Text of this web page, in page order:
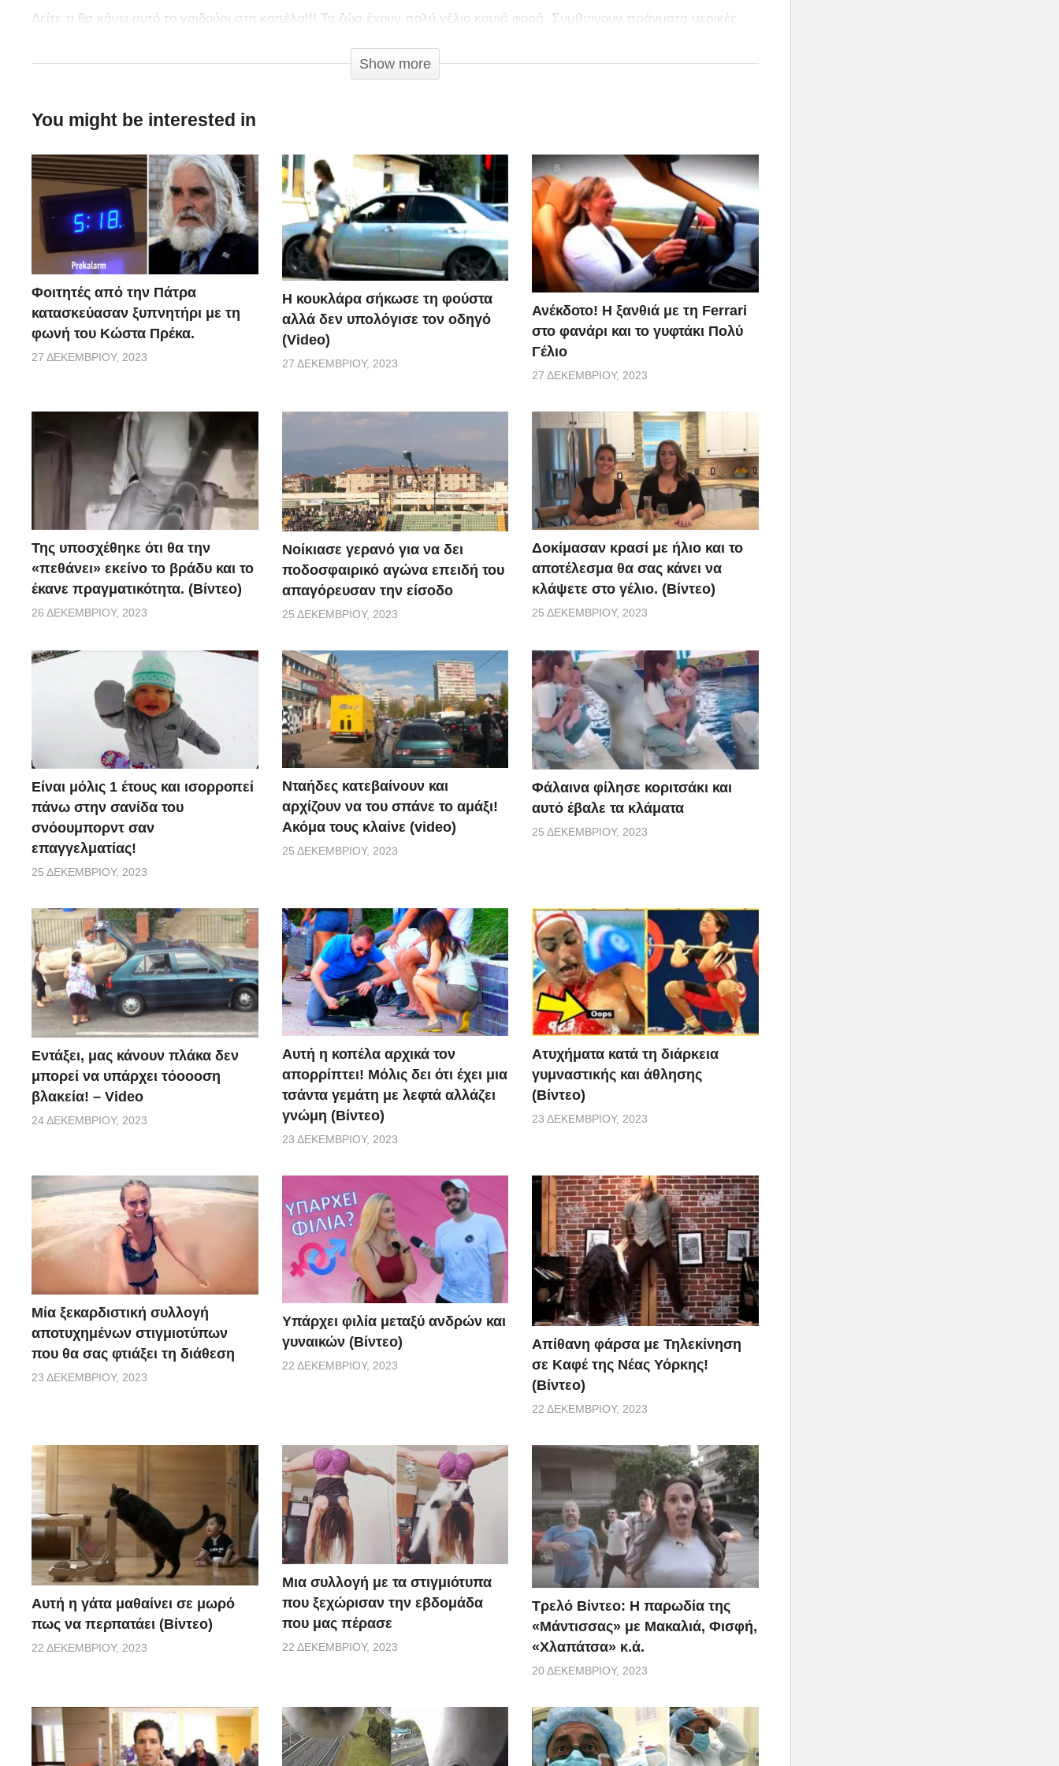
Δείτε τι θα κάνει αυτό το γαιδούρι στη κοπέλα!!! Τα ζώα έχουν πολύ γέλιο καμιά φορά. Συμβαινουν πράγματα μερικές
Show more
You might be interested in
Φοιτητές από την Πάτρα
κατασκεύασαν ξυπνητήρι με τη
φωνή του Κώστα Πρέκα.
27 ΔΕΚΕΜΒΡΊΟΥ, 2023
Η κουκλάρα σήκωσε τη φούστα
αλλά δεν υπολόγισε τον οδηγό
(Video)
27 ΔΕΚΕΜΒΡΊΟΥ, 2023
Ανέκδοτο! Η ξανθιά με τη Ferrari
στο φανάρι και το γυφτάκι Πολύ
Γέλιο
27 ΔΕΚΕΜΒΡΊΟΥ, 2023
Της υποσχέθηκε ότι θα την
«πεθάνει» εκείνο το βράδυ και το
έκανε πραγματικότητα. (Βίντεο)
26 ΔΕΚΕΜΒΡΊΟΥ, 2023
Νοίκιασε γερανό για να δει
ποδοσφαιρικό αγώνα επειδή του
απαγόρευσαν την είσοδο
25 ΔΕΚΕΜΒΡΊΟΥ, 2023
Δοκίμασαν κρασί με ήλιο και το
αποτέλεσμα θα σας κάνει να
κλάψετε στο γέλιο. (Βίντεο)
25 ΔΕΚΕΜΒΡΊΟΥ, 2023
Είναι μόλις 1 έτους και ισορροπεί
πάνω στην σανίδα του
σνόουμπορντ σαν
επαγγελματίας!
25 ΔΕΚΕΜΒΡΊΟΥ, 2023
Νταήδες κατεβαίνουν και
αρχίζουν να του σπάνε το αμάξι!
Ακόμα τους κλαίνε (video)
25 ΔΕΚΕΜΒΡΊΟΥ, 2023
Φάλαινα φίλησε κοριτσάκι και
αυτό έβαλε τα κλάματα
25 ΔΕΚΕΜΒΡΊΟΥ, 2023
Εντάξει, μας κάνουν πλάκα δεν
μπορεί να υπάρχει τόοοοση
βλακεία! – Video
24 ΔΕΚΕΜΒΡΊΟΥ, 2023
Αυτή η κοπέλα αρχικά τον
απορρίπτει! Μόλις δει ότι έχει μια
τσάντα γεμάτη με λεφτά αλλάζει
γνώμη (Βίντεο)
23 ΔΕΚΕΜΒΡΊΟΥ, 2023
Aτυχήματα κατά τη διάρκεια
γυμναστικής και άθλησης
(Βίντεο)
23 ΔΕΚΕΜΒΡΊΟΥ, 2023
Μία ξεκαρδιστική συλλογή
αποτυχημένων στιγμιοτύπων
που θα σας φτιάξει τη διάθεση
23 ΔΕΚΕΜΒΡΊΟΥ, 2023
Υπάρχει φιλία μεταξύ ανδρών και
γυναικών (Βίντεο)
22 ΔΕΚΕΜΒΡΊΟΥ, 2023
Απίθανη φάρσα με Τηλεκίνηση
σε Καφέ της Νέας Υόρκης!
(Βίντεο)
22 ΔΕΚΕΜΒΡΊΟΥ, 2023
Αυτή η γάτα μαθαίνει σε μωρό
πως να περπατάει (Βίντεο)
22 ΔΕΚΕΜΒΡΊΟΥ, 2023
Μια συλλογή με τα στιγμιότυπα
που ξεχώρισαν την εβδομάδα
που μας πέρασε
22 ΔΕΚΕΜΒΡΊΟΥ, 2023
Τρελό Βίντεο: H παρωδία της
«Μάντισσας» με Μακαλιά, Φισφή,
«Χλαπάτσα» κ.ά.
20 ΔΕΚΕΜΒΡΊΟΥ, 2023